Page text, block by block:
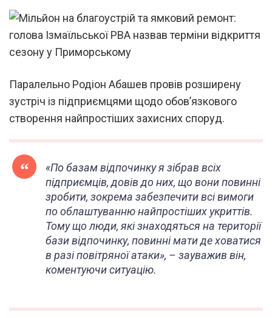
Паралельно Родіон Абашев провів розширену
зустріч із підприємцями щодо обов’язкового
створення найпростіших захисних споруд.
«По базам відпочинку я зібрав всіх
підприємців, довів до них, що вони повинні
зробити, зокрема забезпечити всі вимоги
по облаштуванню найпростіших укриттів.
Тому що люди, які знаходяться на території
бази відпочинку, повинні мати де ховатися
в разі повітряної атаки», – зауважив він,
коментуючи ситуацію.